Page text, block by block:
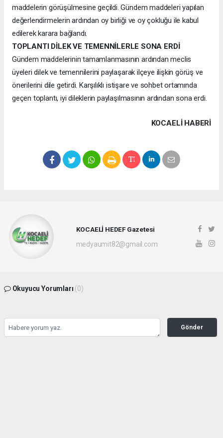
maddelerin görüşülmesine geçildi. Gündem maddeleri yapılan
değerlendirmelerin ardından oy birliği ve oy çokluğu ile kabul
edilerek karara bağlandı.
TOPLANTI DİLEK VE TEMENNİLERLE SONA ERDİ
Gündem maddelerinin tamamlanmasının ardından meclis
üyeleri dilek ve temennilerini paylaşarak ilçeye ilişkin görüş ve
önerilerini dile getirdi. Karşılıklı istişare ve sohbet ortamında
geçen toplantı, iyi dileklerin paylaşılmasının ardından sona erdi.
KOCAELI HABERİ
KOCAELİ HEDEF Gazetesi
medyaumit82@gmail.com
Okuyucu Yorumları (0)
Gönder